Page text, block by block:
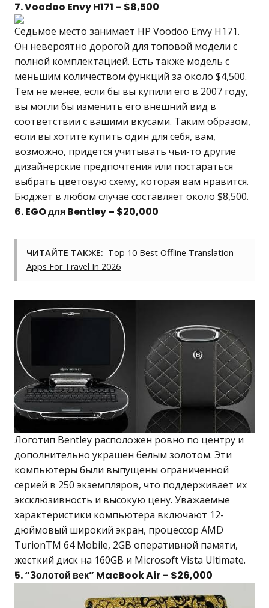
7. Voodoo Envy H171 – $8,500
Седьмое место занимает HP Voodoo Envy H171.
Он невероятно дорогой для топовой модели с
полной комплектацией. Есть также модель с
меньшим количеством функций за около $4,500.
Тем не менее, если бы вы купили его в 2007 году,
вы могли бы изменить его внешний вид в
соответствии с вашими вкусами. Таким образом,
если вы хотите купить один для себя, вам,
возможно, придется учитывать чьи-то другие
дизайнерские предпочтения или постараться
выбрать цветовую схему, которая вам нравится.
Бюджет в любом случае составляет около $8,500.
6. EGO для Bentley – $20,000
ЧИТАЙТЕ ТАКЖЕ: Top 10 Best Offline Translation
Apps For Travel In 2026
Логотип Bentley расположен ровно по центру и
дополнительно украшен белым золотом. Эти
компьютеры были выпущены ограниченной
серией в 250 экземпляров, что поддерживает их
эксклюзивность и высокую цену. Уважаемые
характеристики компьютера включают 12-
дюймовый широкий экран, процессор AMD
TurionTM 64 Mobile, 2GB оперативной памяти,
жесткий диск на 160GB и Microsoft Vista Ultimate.
5. “Золотой век” MacBook Air – $26,000